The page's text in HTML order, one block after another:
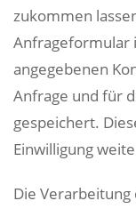
zukommen
Anfrageformular
angegebenen
Anfrage und für
gespeichert.
Einwilligung
Die